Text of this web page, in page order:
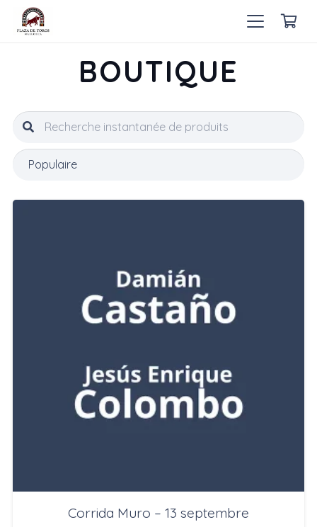
BOUTIQUE
Corrida Muro – 13 septembre